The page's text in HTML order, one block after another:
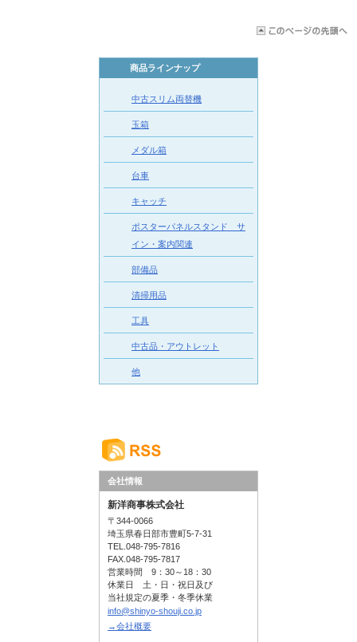
商品ラインナップ
中古スリム両替機
玉箱
メダル箱
台車
キャッチ
ポスターパネルスタンド サ
イン・案内関連
部備品
清掃用品
工具
中古品・アウトレット
他
会社情報
新洋商事株式会社
〒344-0066
埼玉県春日部市豊町5-7-31
TEL.048-795-7816
FAX.048-795-7817
営業時間 9：30～18：30
休業日 土・日・祝日及び
当社規定の夏季・冬季休業
info@shinyo-shouji.co.jp
→会社概要